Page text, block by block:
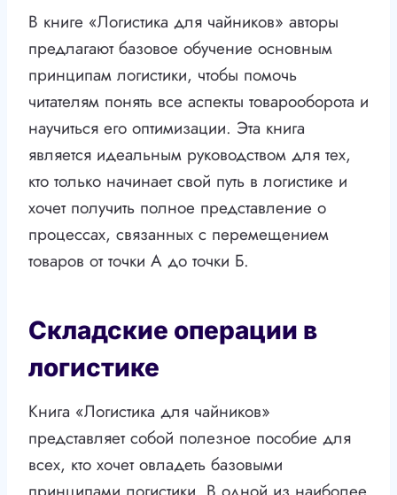
В книге «Логистика для чайников» авторы
предлагают базовое обучение основным
принципам логистики, чтобы помочь
читателям понять все аспекты товарооборота и
научиться его оптимизации. Эта книга
является идеальным руководством для тех,
кто только начинает свой путь в логистике и
хочет получить полное представление о
процессах, связанных с перемещением
товаров от точки А до точки Б.
Складские операции в
логистике
Книга «Логистика для чайников»
представляет собой полезное пособие для
всех, кто хочет овладеть базовыми